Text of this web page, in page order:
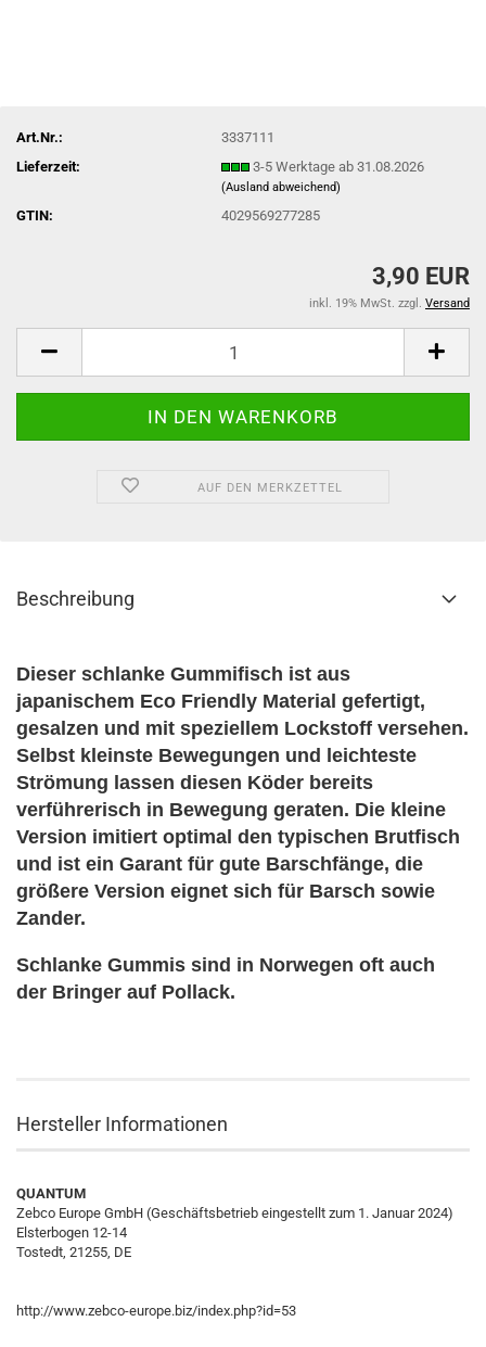
Art.Nr.:
3337111
Lieferzeit:
3-5 Werktage ab 31.08.2026
(Ausland abweichend)
GTIN: 4029569277285
3,90 EUR
inkl. 19% MwSt. zzgl. Versand
AUF DEN MERKZETTEL
Beschreibung
Dieser schlanke Gummifisch ist aus
japanischem Eco Friendly Material gefertigt,
gesalzen und mit speziellem Lockstoff versehen.
Selbst kleinste Bewegungen und leichteste
Strömung lassen diesen Köder bereits
verführerisch in Bewegung geraten. Die kleine
Version imitiert optimal den typischen Brutfisch
und ist ein Garant für gute Barschfänge, die
größere Version eignet sich für Barsch sowie
Zander.
Schlanke Gummis sind in Norwegen oft auch
der Bringer auf Pollack.
Hersteller Informationen
QUANTUM
Zebco Europe GmbH (Geschäftsbetrieb eingestellt zum 1. Januar 2024)
Elsterbogen 12-14
Tostedt, 21255, DE
http://www.zebco-europe.biz/index.php?id=53